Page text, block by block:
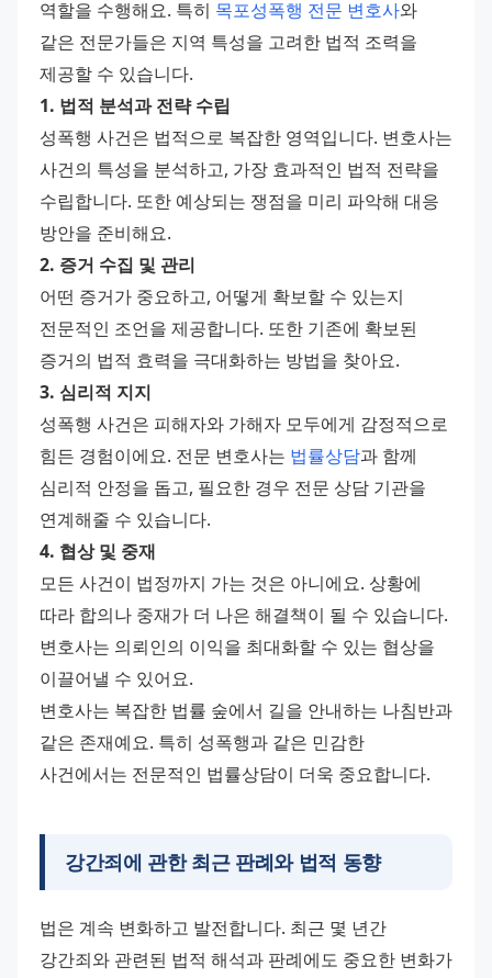
역할을 수행해요. 특히 목포성폭행 전문 변호사와
같은 전문가들은 지역 특성을 고려한 법적 조력을
제공할 수 있습니다.
1. 법적 분석과 전략 수립
성폭행 사건은 법적으로 복잡한 영역입니다. 변호사는
사건의 특성을 분석하고, 가장 효과적인 법적 전략을
수립합니다. 또한 예상되는 쟁점을 미리 파악해 대응
방안을 준비해요.
2. 증거 수집 및 관리
어떤 증거가 중요하고, 어떻게 확보할 수 있는지
전문적인 조언을 제공합니다. 또한 기존에 확보된
증거의 법적 효력을 극대화하는 방법을 찾아요.
3. 심리적 지지
성폭행 사건은 피해자와 가해자 모두에게 감정적으로
힘든 경험이에요. 전문 변호사는 법률상담과 함께
심리적 안정을 돕고, 필요한 경우 전문 상담 기관을
연계해줄 수 있습니다.
4. 협상 및 중재
모든 사건이 법정까지 가는 것은 아니에요. 상황에
따라 합의나 중재가 더 나은 해결책이 될 수 있습니다.
변호사는 의뢰인의 이익을 최대화할 수 있는 협상을
이끌어낼 수 있어요.
변호사는 복잡한 법률 숲에서 길을 안내하는 나침반과
같은 존재예요. 특히 성폭행과 같은 민감한
사건에서는 전문적인 법률상담이 더욱 중요합니다.
강간죄에 관한 최근 판례와 법적 동향
법은 계속 변화하고 발전합니다. 최근 몇 년간
강간죄와 관련된 법적 해석과 판례에도 중요한 변화가